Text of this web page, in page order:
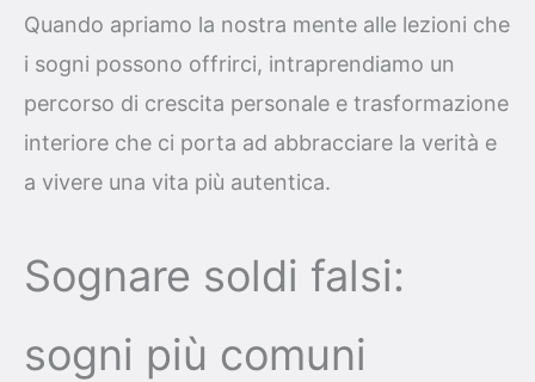
Quando apriamo la nostra mente alle lezioni che
i sogni possono offrirci, intraprendiamo un
percorso di crescita personale e trasformazione
interiore che ci porta ad abbracciare la verità e
a vivere una vita più autentica.
Sognare soldi falsi:
sogni più comuni